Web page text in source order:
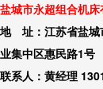
盐城市永超组合机床
地 址：江苏省盐城
业集中区惠民路1号
联系人：黄经理